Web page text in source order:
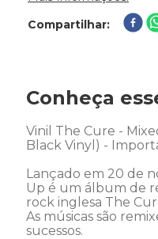
Compartilhar
Conheça
Vinil The Cure -
Black Vinyl) -
Lançado em 20 de
Up é um álbum de
rock inglesa The
As músicas são
sucessos.